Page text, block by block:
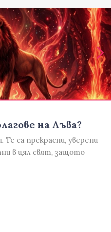
на Лъва?
Те са прекрасни, уверени
в цял свят, защото